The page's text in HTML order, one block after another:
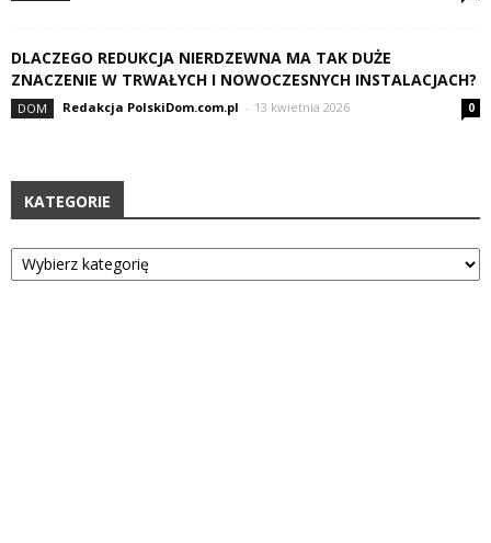
DLACZEGO REDUKCJA NIERDZEWNA MA TAK DUŻE
ZNACZENIE W TRWAŁYCH I NOWOCZESNYCH INSTALACJACH?
DOM Redakcja PolskiDom.com.pl - 13 kwietnia 2026 0
KATEGORIE
Kategorie